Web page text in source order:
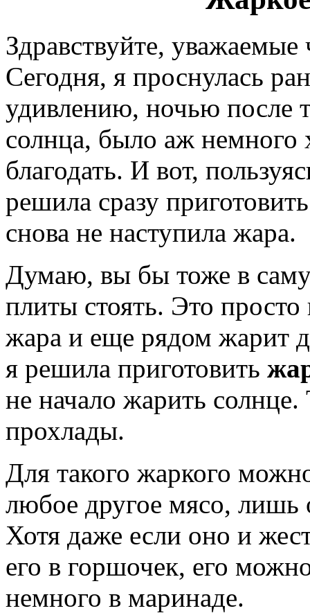
Здравствуйте, уважаемые
Сегодня, я проснулась
удивлению, ночью после
солнца, было аж немного
благодать. И вот,
решила сразу
снова не наступила жара.
Думаю, вы бы тоже в
плиты стоять. Это
жара и еще рядом жарит
я решила приготовить
не начало жарить солнце.
прохлады.
Для такого жаркого
любое другое мясо,
Хотя даже если оно и
его в горшочек, его
немного в маринаде.